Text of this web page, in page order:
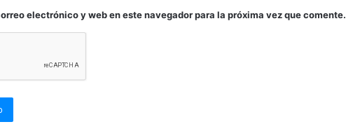
electrónico y web en este navegador para la próxima vez que comente.